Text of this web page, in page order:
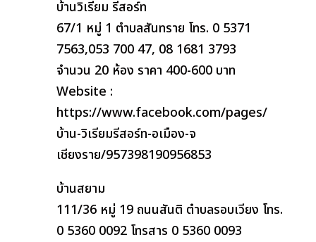
บ้านวิเรียม รีสอร์ท
67/1 หมู่ 1 ตำบลสันทราย โทร. 0 5371
7563,053 700 47, 08 1681 3793
จำนวน 20 ห้อง ราคา 400-600 บาท
Website :
https://www.facebook.com/pages/
บ้าน-วิเรียมรีสอร์ท-อเมือง-จ
เชียงราย/957398190956853
บ้านสยาม
111/36 หมู่ 19 ถนนสันติ ตำบลรอบเวียง โทร.
0 5360 0092 โทรสาร 0 5360 0093